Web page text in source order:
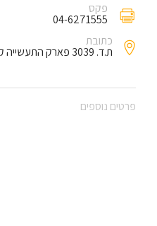
פקס
04-6271555
כתובת
ת.ד. 3039 פארק התעשייה קיסריה, 38900
פרטים נוספים